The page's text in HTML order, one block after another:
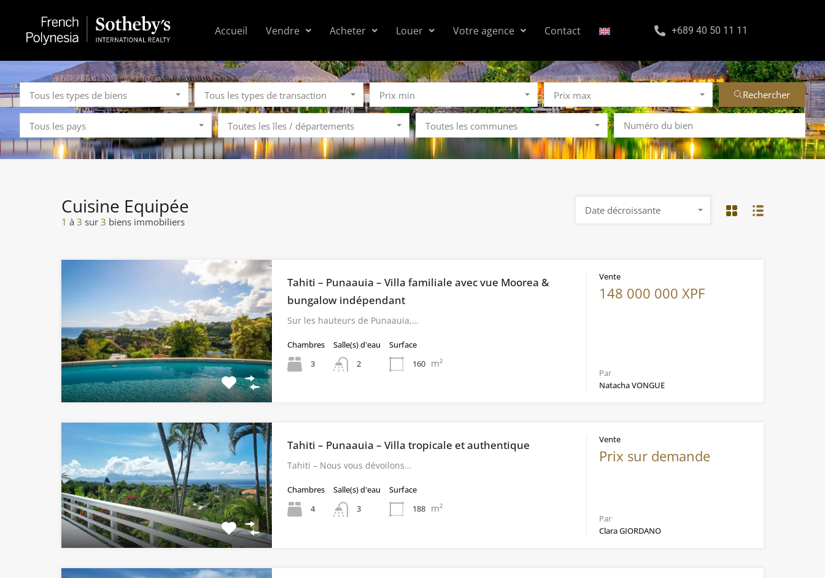
Accueil Vendre Acheter Louer Votre agence Contact +689 40 50 11 11
Tous les types de biens Tous les types de transaction Prix min Prix max Rechercher
Tous les pays Toutes les îles / départements Toutes les communes
Cuisine Equipée
1 à 3 sur 3 biens immobiliers
Date décroissante
Tahiti – Punaauia – Villa familiale avec vue Moorea &
bungalow indépendant
Sur les hauteurs de Punaauia,…
Chambres
3
Salle(s) d'eau
2
Surface
160 m²
Vente
148 000 000 XPF
Par
Natacha VONGUE
Tahiti – Punaauia – Villa tropicale et authentique
Tahiti – Nous vous dévoilons…
Chambres
4
Salle(s) d'eau
3
Surface
188 m²
Vente
Prix sur demande
Par
Clara GIORDANO